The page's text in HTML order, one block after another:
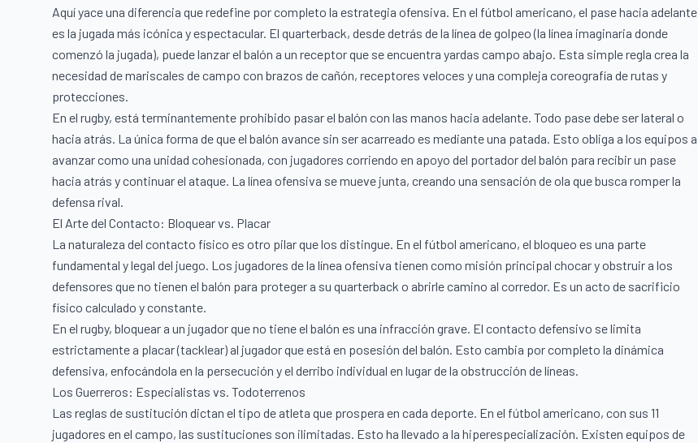
Aquí yace una diferencia que redefine por completo la estrategia ofensiva. En el fútbol americano, el pase hacia adelante
es la jugada más icónica y espectacular. El quarterback, desde detrás de la línea de golpeo (la línea imaginaria donde
comenzó la jugada), puede lanzar el balón a un receptor que se encuentra yardas campo abajo. Esta simple regla crea la
necesidad de mariscales de campo con brazos de cañón, receptores veloces y una compleja coreografía de rutas y
protecciones.
En el rugby, está terminantemente prohibido pasar el balón con las manos hacia adelante. Todo pase debe ser lateral o
hacia atrás. La única forma de que el balón avance sin ser acarreado es mediante una patada. Esto obliga a los equipos a
avanzar como una unidad cohesionada, con jugadores corriendo en apoyo del portador del balón para recibir un pase
hacia atrás y continuar el ataque. La línea ofensiva se mueve junta, creando una sensación de ola que busca romper la
defensa rival.
El Arte del Contacto: Bloquear vs. Placar
La naturaleza del contacto físico es otro pilar que los distingue. En el fútbol americano, el bloqueo es una parte
fundamental y legal del juego. Los jugadores de la línea ofensiva tienen como misión principal chocar y obstruir a los
defensores que no tienen el balón para proteger a su quarterback o abrirle camino al corredor. Es un acto de sacrificio
físico calculado y constante.
En el rugby, bloquear a un jugador que no tiene el balón es una infracción grave. El contacto defensivo se limita
estrictamente a placar (tacklear) al jugador que está en posesión del balón. Esto cambia por completo la dinámica
defensiva, enfocándola en la persecución y el derribo individual en lugar de la obstrucción de líneas.
Los Guerreros: Especialistas vs. Todoterrenos
Las reglas de sustitución dictan el tipo de atleta que prospera en cada deporte. En el fútbol americano, con sus 11
jugadores en el campo, las sustituciones son ilimitadas. Esto ha llevado a la hiperespecialización. Existen equipos de